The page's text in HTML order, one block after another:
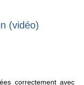
(vidéo)
correctement avec